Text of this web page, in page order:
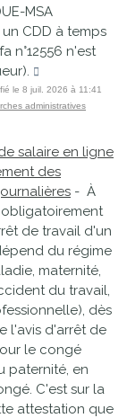
MSA
CDD à temps
n°12556 n'est
le 8 juil. 2026 à 11:41
administratives
salaire en ligne
des
- À
de travail d'un
du régime
maternité,
du travail,
dès
l'avis d'arrêt de
le congé
paternité, en
C'est sur la
attestation que